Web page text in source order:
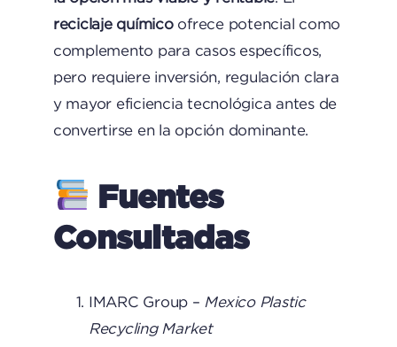
reciclaje químicoofrece potencial como
complemento para casos específicos,
pero requiere inversión, regulación clara
y mayor eficiencia tecnológica antes de
convertirse en la opción dominante.
Fuentes
Consultadas
IMARC Group – Mexico Plastic
Recycling Market